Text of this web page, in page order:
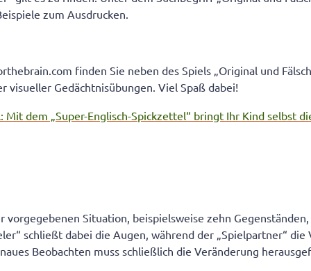
zum Ausdrucken.
finden Sie neben des Spiels „Original und
Gedächtnisübungen. Viel Spaß dabei!
Mit dem „Super-Englisch-Spickzettel“ bringt Ihr Kind selbst
vorgegebenen Situation, beispielsweise zehn
schließt dabei die Augen, während der „Spielpartner“ die
Beobachten muss schließlich die Veränderung